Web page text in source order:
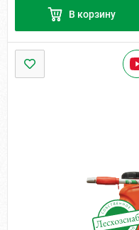
В корзину